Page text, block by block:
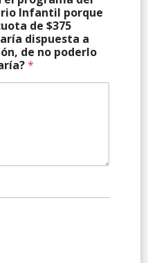
Infantil porque
de $375
dispuesta a
de no poderlo
*